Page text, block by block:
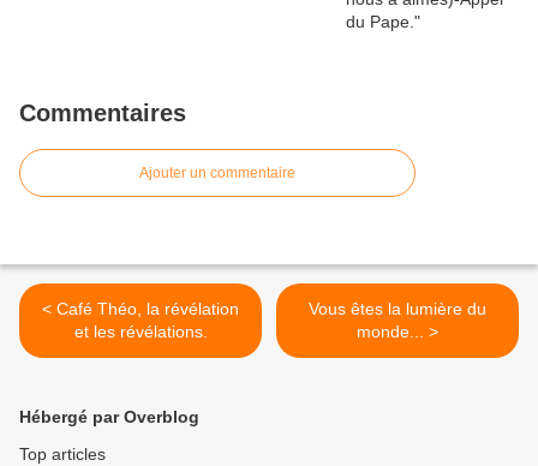
Commentaires
Ajouter un commentaire
< Café Théo, la révélation
et les révélations.
Vous êtes la lumière du
monde... >
Hébergé par Overblog
Top articles